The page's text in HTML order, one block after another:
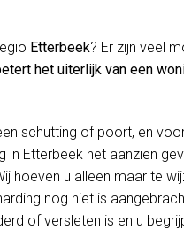
Etterbeek? Er zijn veel
het uiterlijk van een
schutting of poort, en
Etterbeek het aanzien
hoeven u alleen maar te
nog niet is
of versleten is en u